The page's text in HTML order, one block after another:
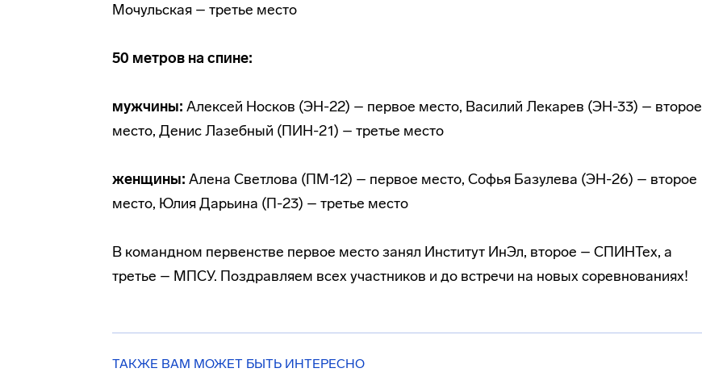
Мочульская – третье место
50 метров на спине:
мужчины: Алексей Носков (ЭН-22) – первое место, Василий Лекарев (ЭН-33) – второе
место, Денис Лазебный (ПИН-21) – третье место
женщины: Алена Светлова (ПМ-12) – первое место, Софья Базулева (ЭН-26) – второе
место, Юлия Дарьина (П-23) – третье место
В командном первенстве первое место занял Институт ИнЭл, второе – СПИНТех, а
третье – МПСУ. Поздравляем всех участников и до встречи на новых соревнованиях!
ТАКЖЕ ВАМ МОЖЕТ БЫТЬ ИНТЕРЕСНО